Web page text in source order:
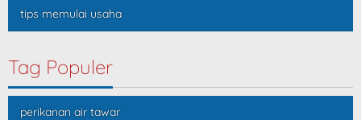
tips memulai usaha
Tag Populer
perikanan air tawar